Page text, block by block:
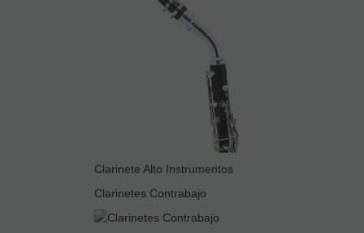
Clarinete Alto Instrumentos
Clarinetes Contrabajo